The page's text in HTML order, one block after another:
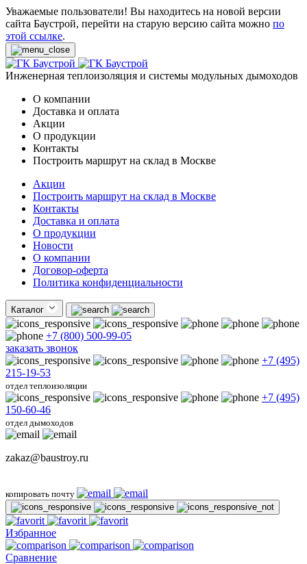
Уважаемые пользователи! Вы находитесь на новой версии
сайта Баустрой, перейти на старую версию сайта можно по
этой ссылке.
Инженерная теплоизоляция и системы модульных дымоходов
О компании
Доставка и оплата
Акции
О продукции
Контакты
Построить маршрут на склад в Москве
Акции
Построить маршрут на склад в Москве
Контакты
Доставка и оплата
О продукции
Новости
О компании
Договор-оферта
Политика конфиденциальности
Каталог
+7 (800) 500-99-05
заказать звонок
+7 (495)
215-19-53
отдел теплоизоляции
+7 (495)
150-60-46
отдел дымоходов
zakaz@baustroy.ru
копировать почту
Избранное
Сравнение